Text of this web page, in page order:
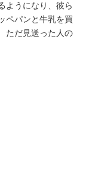
ようになり、彼ら
ペパンと牛乳を買
ただ見送った人の